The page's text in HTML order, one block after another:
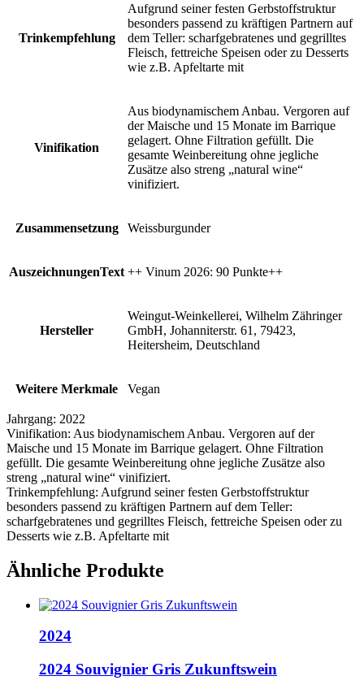
Trinkempfehlung
Aufgrund seiner festen Gerbstoffstruktur
besonders passend zu kräftigen Partnern auf
dem Teller: scharfgebratenes und gegrilltes
Fleisch, fettreiche Speisen oder zu Desserts
wie z.B. Apfeltarte mit
Vinifikation
Aus biodynamischem Anbau. Vergoren auf
der Maische und 15 Monate im Barrique
gelagert. Ohne Filtration gefüllt. Die
gesamte Weinbereitung ohne jegliche
Zusätze also streng „natural wine“
vinifiziert.
Zusammensetzung Weissburgunder
AuszeichnungenText ++ Vinum 2026: 90 Punkte++
Hersteller
Weingut-Weinkellerei, Wilhelm Zähringer
GmbH, Johanniterstr. 61, 79423,
Heitersheim, Deutschland
Weitere Merkmale Vegan
Jahrgang: 2022
Vinifikation: Aus biodynamischem Anbau. Vergoren auf der
Maische und 15 Monate im Barrique gelagert. Ohne Filtration
gefüllt. Die gesamte Weinbereitung ohne jegliche Zusätze also
streng „natural wine“ vinifiziert.
Trinkempfehlung: Aufgrund seiner festen Gerbstoffstruktur
besonders passend zu kräftigen Partnern auf dem Teller:
scharfgebratenes und gegrilltes Fleisch, fettreiche Speisen oder zu
Desserts wie z.B. Apfeltarte mit
Ähnliche Produkte
2024
2024 Souvignier Gris Zukunftswein